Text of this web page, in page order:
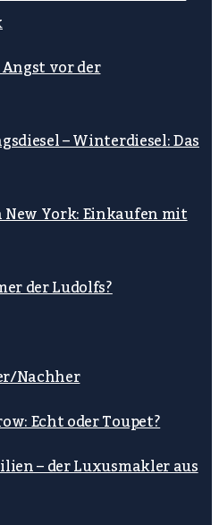
vor der
– Winterdiesel: Das
York: Einkaufen mit
der Ludolfs?
Nachher
Echt oder Toupet?
– der Luxusmakler aus